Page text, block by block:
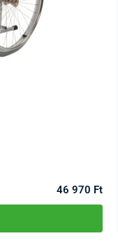
46 970 Ft